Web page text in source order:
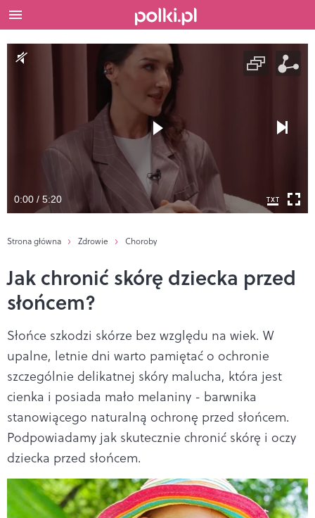
0:00 / 5:20
Strona główna Zdrowie Choroby
Jak chronić skórę dziecka przed
słońcem?
Słońce szkodzi skórze bez względu na wiek. W
upalne, letnie dni warto pamiętać o ochronie
szczególnie delikatnej skóry malucha, która jest
cienka i posiada mało melaniny - barwnika
stanowiącego naturalną ochronę przed słońcem.
Podpowiadamy jak skutecznie chronić skórę i oczy
dziecka przed słońcem.